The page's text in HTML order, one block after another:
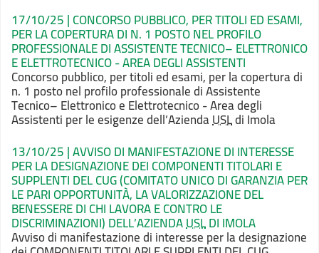
17/10/25 | CONCORSO PUBBLICO, PER TITOLI ED ESAMI,
PER LA COPERTURA DI N. 1 POSTO NEL PROFILO
PROFESSIONALE DI ASSISTENTE TECNICO– ELETTRONICO
E ELETTROTECNICO - AREA DEGLI ASSISTENTI
Concorso pubblico, per titoli ed esami, per la copertura di
n. 1 posto nel profilo professionale di Assistente
Tecnico– Elettronico e Elettrotecnico - Area degli
Assistenti per le esigenze dell’AziendaUSLdi Imola
13/10/25 | AVVISO DI MANIFESTAZIONE DI INTERESSE
PER LA DESIGNAZIONE DEI COMPONENTI TITOLARI E
SUPPLENTI DEL CUG (COMITATO UNICO DI GARANZIA PER
LE PARI OPPORTUNITÀ, LA VALORIZZAZIONE DEL
BENESSERE DI CHI LAVORA E CONTRO LE
DISCRIMINAZIONI) DELL’AZIENDAUSLDI IMOLA
Avviso di manifestazione di interesse per la designazione